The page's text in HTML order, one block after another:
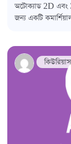
অটোক্যাড 2D
জন্য একটি